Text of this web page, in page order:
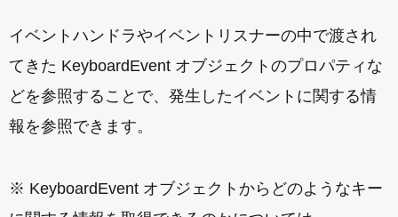
イベントハンドラやイベントリスナーの中で渡され
てきた KeyboardEvent オブジェクトのプロパティな
どを参照することで、発生したイベントに関する情
報を参照できます。
※ KeyboardEvent オブジェクトからどのようなキー